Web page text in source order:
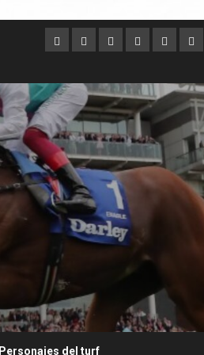
Argentina
AustraliaBrasilChileDubai
Personajes del turf